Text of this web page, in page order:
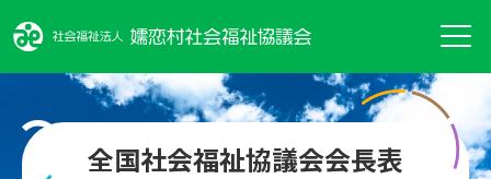
全国社会福祉協議会会長表